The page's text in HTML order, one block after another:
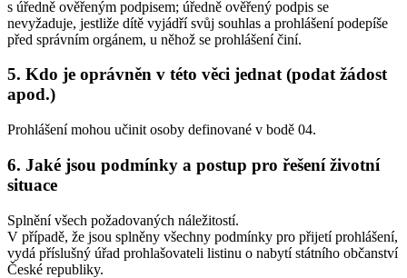
s úředně ověřeným podpisem; úředně ověřený podpis se
nevyžaduje, jestliže dítě vyjádří svůj souhlas a prohlášení podepíše
před správním orgánem, u něhož se prohlášení činí.
5. Kdo je oprávněn v této věci jednat (podat žádost
apod.)
Prohlášení mohou učinit osoby definované v bodě 04.
6. Jaké jsou podmínky a postup pro řešení životní
situace
Splnění všech požadovaných náležitostí.
V případě, že jsou splněny všechny podmínky pro přijetí prohlášení,
vydá příslušný úřad prohlašovateli listinu o nabytí státního občanství
České republiky.